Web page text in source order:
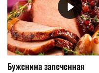
Буженина запеченная